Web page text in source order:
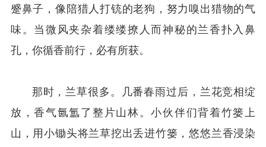
蹙鼻子，像陪猎人打铳的老狗，努力嗅出猎物的气
味。当微风夹杂着缕缕撩人而神秘的兰香扑入鼻
孔，你循香前行，必有所获。
那时，兰草很多。几番春雨过后，兰花竞相绽
放，香气氤氲了整片山林。小伙伴们背着竹篓上
山，用小锄头将兰草挖出丢进竹篓，悠悠兰香浸染